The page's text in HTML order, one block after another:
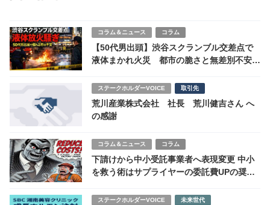
コラム＆ニュース コラム
【50代男出頭】渋谷スクランブル交差点で
液体まかれ火災 都市の脆さと無差別不安が
ステークホルダーVOICE 取引先
荒川産業株式会社 社長 荒川健吉さん へ
の感謝
コラム＆ニュース コラム
下請けから中小受託事業者へ表現変更 中小
を救う術はサプライヤーの委託費UPの奨励
ステークホルダーVOICE 未来世代